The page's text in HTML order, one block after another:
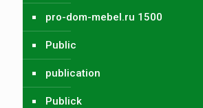
pro-dom-mebel.ru 1500
Public
publication
Publick